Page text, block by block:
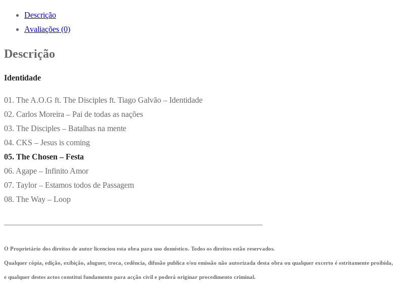
Descrição
Avaliações (0)
Descrição
Identidade
01. The A.O.G ft. The Disciples ft. Tiago Galvão – Identidade
02. Carlos Moreira – Pai de todas as nações
03. The Disciples – Batalhas na mente
04. CKS – Jesus is coming
05. The Chosen – Festa
06. Agape – Infinito Amor
07. Taylor – Estamos todos de Passagem
08. The Way – Loop
O Proprietário dos direitos de autor licenciou esta obra para uso doméstico. Todos os direitos estão reservados.
Qualquer cópia, edição, exibição, aluguer, troca, cedência, difusão publica e/ou emissão não autorizada desta obra ou qualquer excerto é estritamente proibida,
e qualquer destes actos constitui fundamento para acção civil e poderá originar procedimento criminal.